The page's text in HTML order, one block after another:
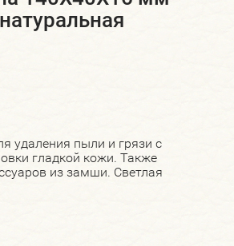
удаления пыли и грязи с
гладкой кожи. Также
из замши. Светлая